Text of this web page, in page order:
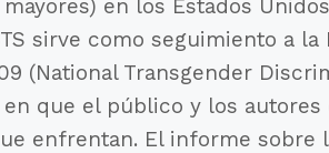
en los Estados
sirve como seguimiento a la
(National Transgender
que el público y los
enfrentan. El informe sobre